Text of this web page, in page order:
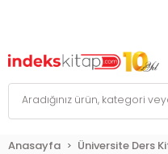
Anasayfa Üniversite Ders